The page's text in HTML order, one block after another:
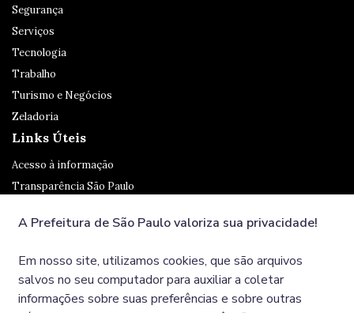
Segurança
Serviços
Tecnologia
Trabalho
Turismo e Negócios
Zeladoria
Links Úteis
Acesso à informação
Transparência São Paulo
Ouvidoria
A Prefeitura de São Paulo valoriza sua privacidade!
Em nosso site, utilizamos cookies, que são arquivos
salvos no seu computador para auxiliar a coletar
informações sobre suas preferências e sobre outras